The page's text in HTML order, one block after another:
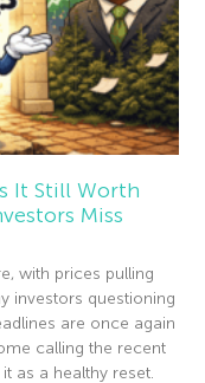
It Still Worth
Miss
with prices pulling
investors questioning
are once again
calling the recent
as a healthy reset.